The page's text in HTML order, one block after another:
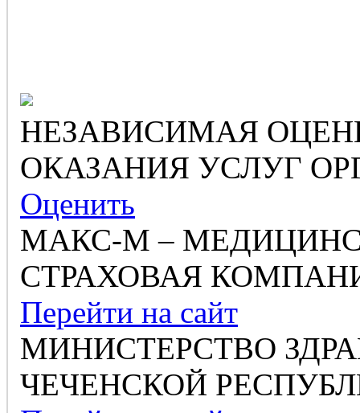
НЕЗАВИСИМАЯ
ОКАЗАНИЯ УСЛУГ
Оценить
МАКС-М –
СТРАХОВАЯ
Перейти на сайт
МИНИСТЕРСТВО
ЧЕЧЕНСКОЙ